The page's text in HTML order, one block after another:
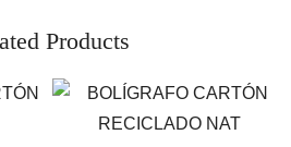
Products